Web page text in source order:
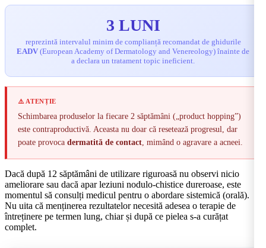
3 LUNI
reprezintă intervalul minim de complianță recomandat de ghidurile
EADV (European Academy of Dermatology and Venereology) înainte de
a declara un tratament topic ineficient.
⚠️ ATENȚIE
Schimbarea produselor la fiecare 2 săptămâni („product hopping”)
este contraproductivă. Aceasta nu doar că resetează progresul, dar
poate provoca dermatită de contact, mimând o agravare a acneei.
Dacă după 12 săptămâni de utilizare riguroasă nu observi nicio
ameliorare sau dacă apar leziuni nodulo-chistice dureroase, este
momentul să consulți medicul pentru o abordare sistemică (orală).
Nu uita că menținerea rezultatelor necesită adesea o terapie de
întreținere pe termen lung, chiar și după ce pielea s-a curățat
complet.